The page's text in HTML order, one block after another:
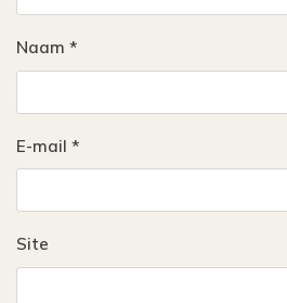
Naam *
E-mail *
Site